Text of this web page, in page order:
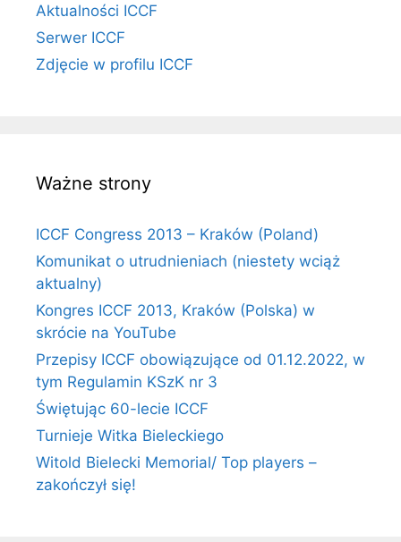
Aktualności ICCF
Serwer ICCF
Zdjęcie w profilu ICCF
Ważne strony
ICCF Congress 2013 – Kraków (Poland)
Komunikat o utrudnieniach (niestety wciąż
aktualny)
Kongres ICCF 2013, Kraków (Polska) w
skrócie na YouTube
Przepisy ICCF obowiązujące od 01.12.2022, w
tym Regulamin KSzK nr 3
Świętując 60-lecie ICCF
Turnieje Witka Bieleckiego
Witold Bielecki Memorial/ Top players –
zakończył się!